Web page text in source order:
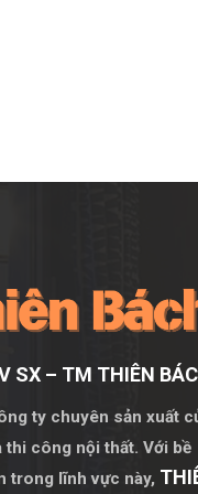
SX – TM THIÊN
ty chuyên sản xuất
thi công nội thất. Với bề
trong lĩnh vực này,